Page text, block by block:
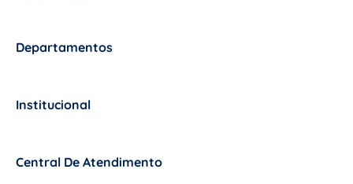
Departamentos
Institucional
Central De Atendimento